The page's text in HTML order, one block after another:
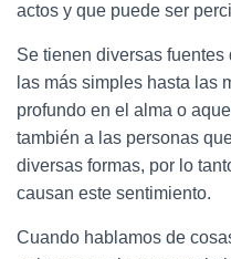
actos y que puede ser
Se tienen diversas
las más simples hasta las
profundo en el alma o
también a las personas
diversas formas, por lo
causan este sentimiento.
Cuando hablamos de